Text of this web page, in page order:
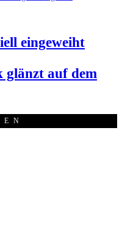
eingeweiht
glänzt auf dem